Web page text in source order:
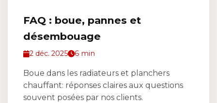
FAQ : boue, pannes et
désembouage
2 déc. 2025 6 min
Boue dans les radiateurs et planchers
chauffant: réponses claires aux questions
souvent posées par nos clients.